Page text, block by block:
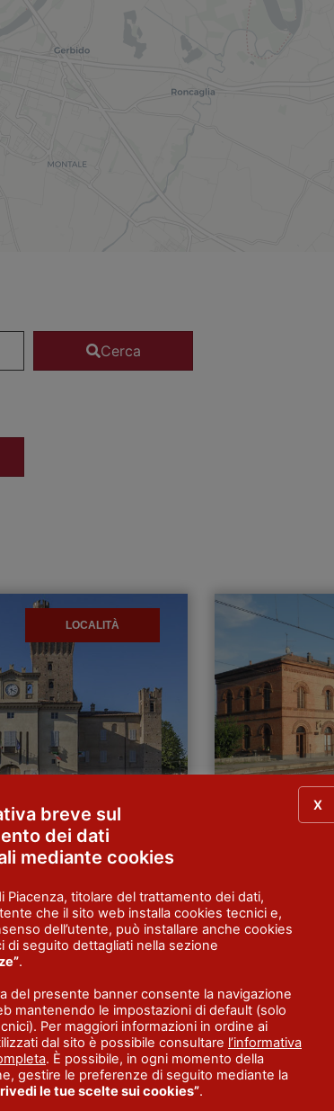
Cerca
LOCALITÀ
abitato si trova sulla via per
del fiume Po, dove
della centrale nucleare…
Castelvetro
Dove si
industriale posto
della provincia di
Cremona.Perché
LOCALITÀ
breve sul
dei dati
mediante cookies
Piacenza, titolare del trattamento dei dati,
che il sito web installa cookies tecnici e,
dell’utente, può installare anche cookies
di seguito dettagliati nella sezione
.
del presente banner consente la navigazione
mantenendo le impostazioni di default (solo
Per maggiori informazioni in ordine ai
dal sito è possibile consultare l’informativa
. È possibile, in ogni momento della
gestire le preferenze di seguito mediante la
le tue scelte sui cookies”.
X